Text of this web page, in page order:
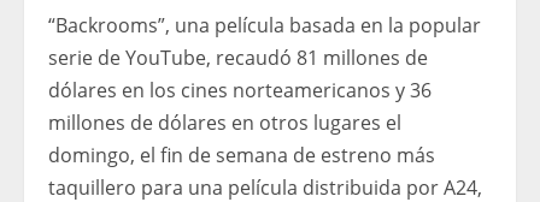
“Backrooms”, una película basada en la popular
serie de YouTube, recaudó 81 millones de
dólares en los cines norteamericanos y 36
millones de dólares en otros lugares el
domingo, el fin de semana de estreno más
taquillero para una película distribuida por A24,